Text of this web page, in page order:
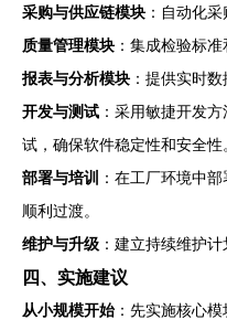
采购与供应链模块 ：自动化
质量管理模块 ：集成检验标准
报表与分析模块 ：提供实时
开发与测试 ：采用敏捷开发
试，确保软件稳定性和安全性
部署与培训
：在工厂环境中
顺利过渡。
维护与升级 ：建立持续维护
四、实施建议
从小规模开始：先实施核心模